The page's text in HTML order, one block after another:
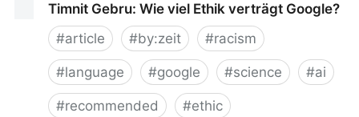
Timnit Gebru: Wie viel Ethik verträgt Google?
#article #by:zeit #racism
#language #google #science #ai
#recommended #ethic